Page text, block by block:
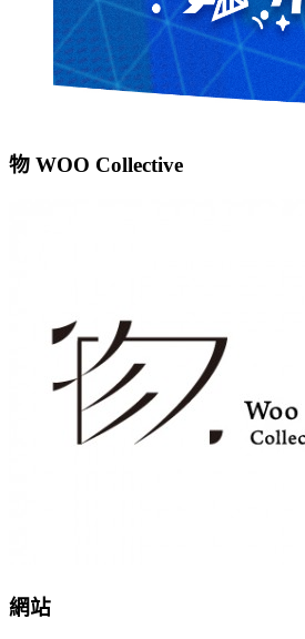
物 WOO Collective
網站